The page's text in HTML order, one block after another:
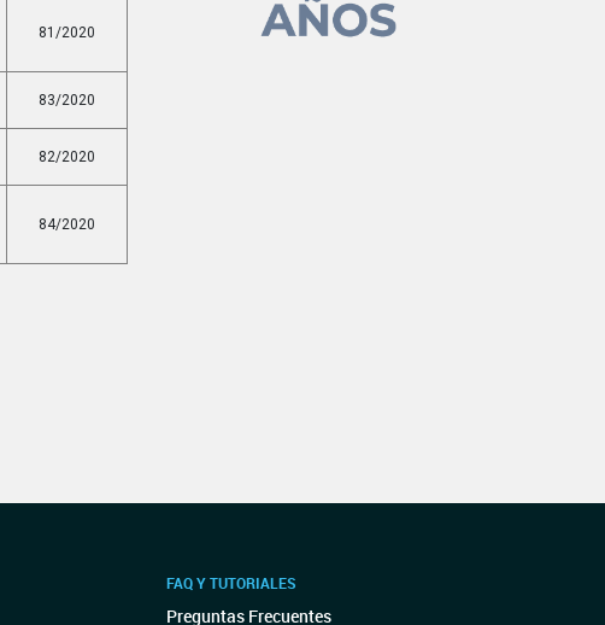
81/2020
83/2020
82/2020
84/2020
FAQ Y TUTORIALES
Preguntas Frecuentes